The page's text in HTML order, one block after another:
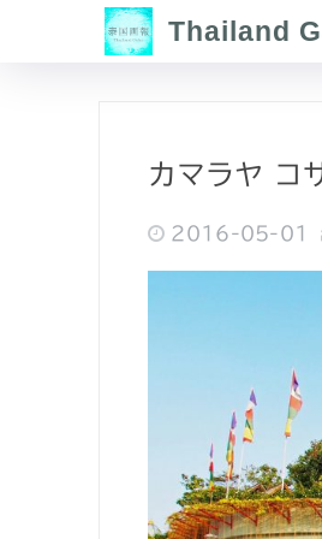
Thailand
カマラヤ コ
2016-05-01